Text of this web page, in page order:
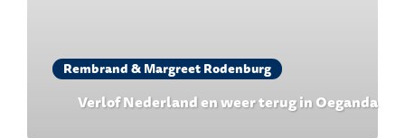
Rembrand & Margreet Rodenburg
Verlof Nederland en weer terug in Oeganda